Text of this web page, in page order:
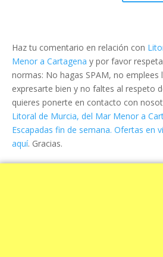
Haz tu comentario en relación con
Menor a Cartagena y por favor
normas: No hagas SPAM, no emplees
expresarte bien y no faltes al respeto
quieres ponerte en contacto con
Litoral de Murcia, del Mar Menor a
Escapadas fin de semana. Ofertas en
aquí. Gracias.